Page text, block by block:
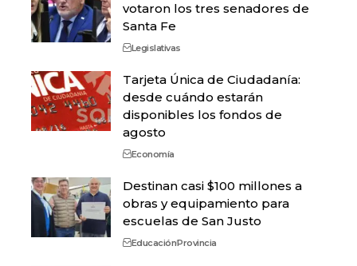
votaron los tres senadores de
Santa Fe
Legislativas
Tarjeta Única de Ciudadanía:
desde cuándo estarán
disponibles los fondos de
agosto
Economía
Destinan casi $100 millones a
obras y equipamiento para
escuelas de San Justo
EducaciónProvincia